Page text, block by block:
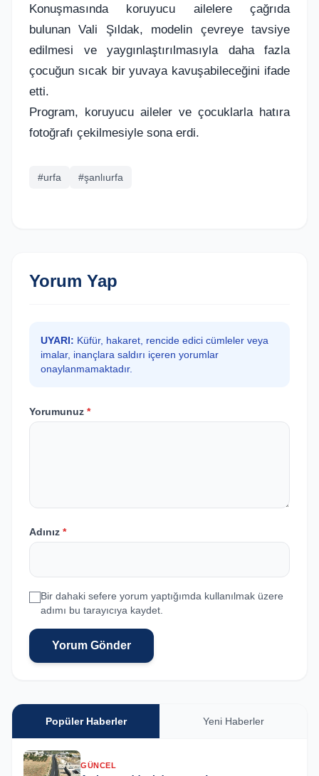
Konuşmasında koruyucu ailelere çağrıda
bulunan Vali Şıldak, modelin çevreye tavsiye
edilmesi ve yaygınlaştırılmasıyla daha fazla
çocuğun sıcak bir yuvaya kavuşabileceğini ifade
etti.
Program, koruyucu aileler ve çocuklarla hatıra
fotoğrafı çekilmesiyle sona erdi.
#urfa #şanlıurfa
Yorum Yap
UYARI: Küfür, hakaret, rencide edici cümleler veya
imalar, inançlara saldırı içeren yorumlar
onaylanmamaktadır.
Yorumunuz *
Adınız *
Bir dahaki sefere yorum yaptığımda kullanılmak üzere
adımı bu tarayıcıya kaydet.
Yorum Gönder
Popüler Haberler Yeni Haberler
GÜNCEL